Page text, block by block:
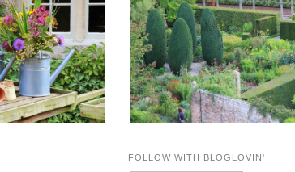
FOLLOW WITH BLOGLOVIN'